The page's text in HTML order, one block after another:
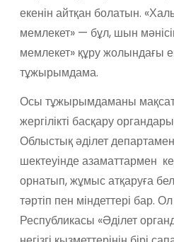
екенін айтқан болатын.
мемлекет» — бұл, шын
мемлекет» құру жолындағы
тұжырымдама.
Осы тұжырымдаманы
жергілікті басқару
Облыстық әділет
шектеуінде азаматтармен
орнатып, жұмыс атқаруға
тәртіп пен міндеттері бар.
Республикасы «Әділет